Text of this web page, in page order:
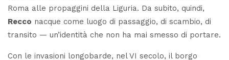
Roma alle propaggini della Liguria. Da subito, quindi,
Recco nacque come luogo di passaggio, di scambio, di
transito — un’identità che non ha mai smesso di portare.
Con le invasioni longobarde, nel VI secolo, il borgo